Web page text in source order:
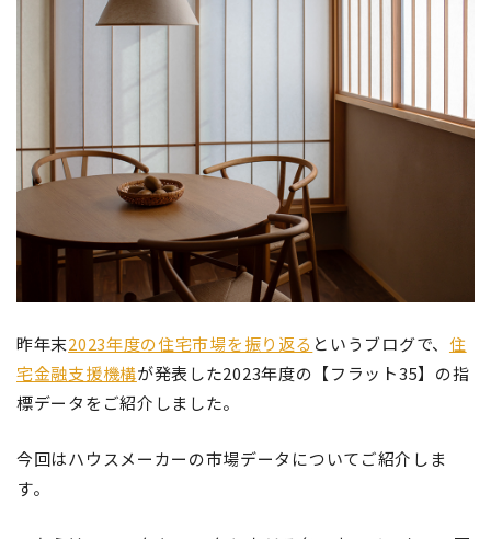
昨年末2023年度の住宅市場を振り返る というブログで、 住
宅金融支援機構が発表した2023年度の【フラット35】の指
標データをご紹介しました。
今回はハウスメーカーの市場データについてご紹介しま
す。